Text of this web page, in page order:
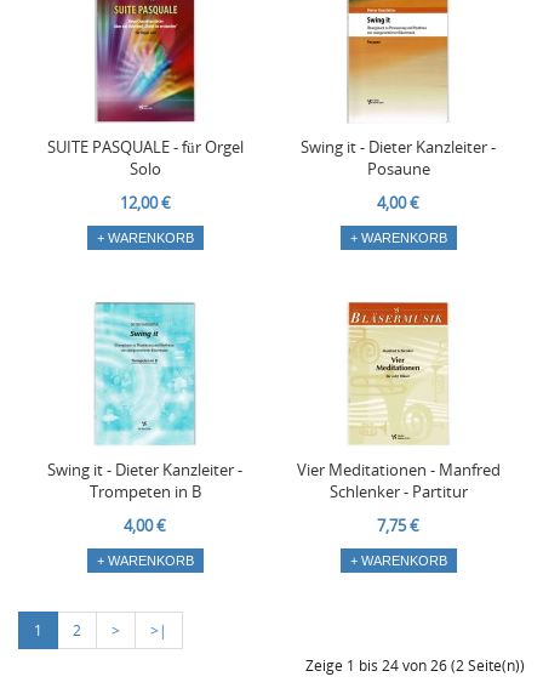
SUITE PASQUALE - für Orgel
Solo
12,00 €
+ WARENKORB
Swing it - Dieter Kanzleiter -
Posaune
4,00 €
+ WARENKORB
Swing it - Dieter Kanzleiter -
Trompeten in B
4,00 €
+ WARENKORB
Vier Meditationen - Manfred
Schlenker - Partitur
7,75 €
+ WARENKORB
1 2 >
>|
Zeige 1 bis 24 von 26 (2 Seite(n))